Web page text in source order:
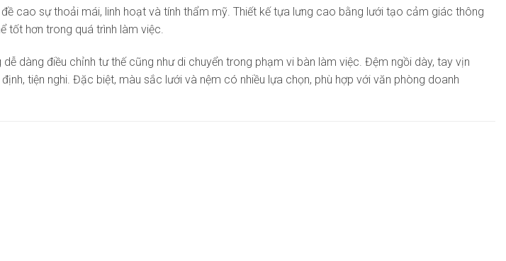
cao sự thoải mái, linh hoạt và tính thẩm mỹ. Thiết kế tựa lưng cao bằng lưới tạo cảm giác thông
tốt hơn trong quá trình làm việc.
dàng điều chỉnh tư thế cũng như di chuyển trong phạm vi bàn làm việc. Đệm ngồi dày, tay vịn
tiện nghi. Đặc biệt, màu sắc lưới và nệm có nhiều lựa chọn, phù hợp với văn phòng doanh